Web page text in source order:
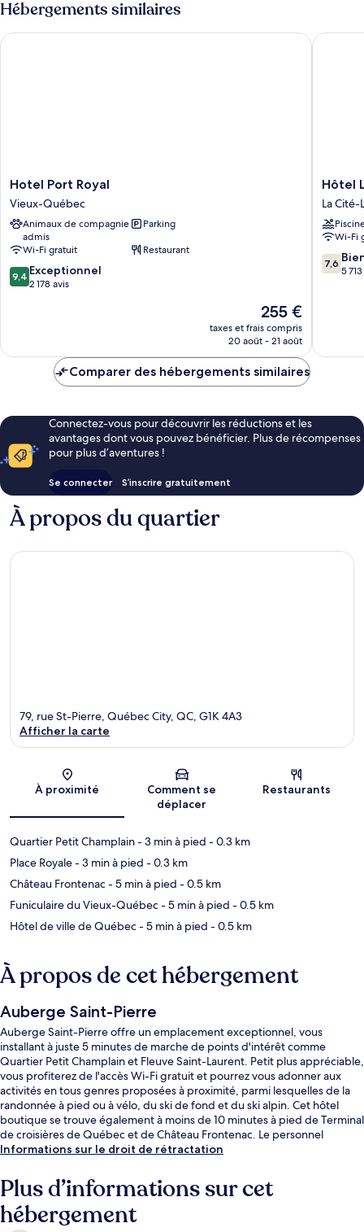
grand
lit
de
Suite,
Hébergements similaires
Hotel
Port
Royal
Vieux-
Québec
Hotel Port Royal
Vieux-Québec
Animaux de compagnie
admis
Parking
Wi-Fi gratuit
Restaurant
9.4
sur
9,4 Exceptionnel
2 178 avis
Le
nouveau
prix
de
255 €
taxes et frais compris
20 août - 21 août
Hotel Port Royal
Hôtel
Le
Québec
La
Cité-
Limoilou
Hôtel
La Cité-
Wi-Fi
7.6
sur
7,6
5
Hôtel
Comparer des hébergements similaires
Connectez-vous pour découvrir les réductions et les
avantages dont vous pouvez bénéficier. Plus de récompenses
pour plus d’aventures !
Se connecter S’inscrire gratuitement
À propos du quartier
Carte
79, rue St-Pierre, Québec City, QC, G1K 4A3
Afficher la carte
À proximité
Comment se
déplacer
Restaurants
Quartier Petit Champlain- 3 min à pied - 0.3 km
Place Royale- 3 min à pied - 0.3 km
Château Frontenac- 5 min à pied - 0.5 km
Funiculaire du Vieux-Québec- 5 min à pied - 0.5 km
Hôtel de ville de Québec- 5 min à pied - 0.5 km
À propos de cet hébergement
Auberge Saint-Pierre
Auberge Saint-Pierre offre un emplacement exceptionnel, vous
installant à juste 5 minutes de marche de points d'intérêt comme
Quartier Petit Champlain et Fleuve Saint-Laurent. Petit plus appréciable,
vous profiterez de l'accès Wi-Fi gratuit et pourrez vous adonner aux
activités en tous genres proposées à proximité, parmi lesquelles de la
randonnée à pied ou à vélo, du ski de fond et du ski alpin. Cet hôtel
boutique se trouve également à moins de 10 minutes à pied de Terminal
de croisières de Québec et de Château Frontenac. Le personnel
attentionné et la présentation générale remportent un franc succès
Informations sur le droit de rétractation
Plus d’informations sur cet
hébergement